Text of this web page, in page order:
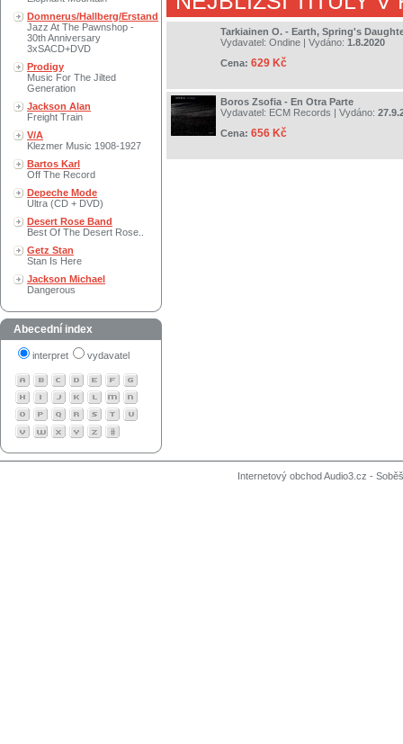
Domnerus/Hallberg/Erstand
Jazz At The Pawnshop -
30th Anniversary
3xSACD+DVD
Prodigy
Music For The Jilted
Generation
Jackson Alan
Freight Train
V/A
Klezmer Music 1908-1927
Bartos Karl
Off The Record
Depeche Mode
Ultra (CD + DVD)
Desert Rose Band
Best Of The Desert Rose..
Getz Stan
Stan Is Here
Jackson Michael
Dangerous
Abecední index
interpret vydavatel
Tarkiainen O. - Earth, Spring's
Vydavatel: Ondine | Vydáno: 1.8.2020
Cena: 629 Kč
Boros Zsofia - En Otra Parte
Vydavatel: ECM Records | Vydáno:
Cena: 656 Kč
Internetový obchod Audio3.cz -